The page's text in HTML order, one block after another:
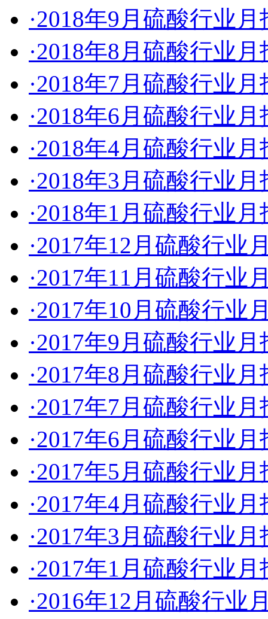
·2018年9月硫酸行业
·2018年8月硫酸行业
·2018年7月硫酸行业
·2018年6月硫酸行业
·2018年4月硫酸行业
·2018年3月硫酸行业
·2018年1月硫酸行业
·2017年12月硫酸行业
·2017年11月硫酸行业
·2017年10月硫酸行业
·2017年9月硫酸行业
·2017年8月硫酸行业
·2017年7月硫酸行业
·2017年6月硫酸行业
·2017年5月硫酸行业
·2017年4月硫酸行业
·2017年3月硫酸行业
·2017年1月硫酸行业
·2016年12月硫酸行业